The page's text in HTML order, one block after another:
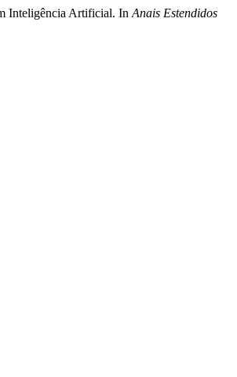
Inteligência Artificial. In Anais Estendidos